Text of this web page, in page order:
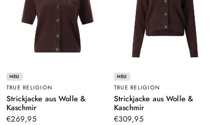
NEU
TRUE RELIGION
Strickjacke aus Wolle &
Kaschmir–
€269,95
NEU
TRUE RELIGION
Strickjacke aus Wolle &
Kaschmir–
€309,95